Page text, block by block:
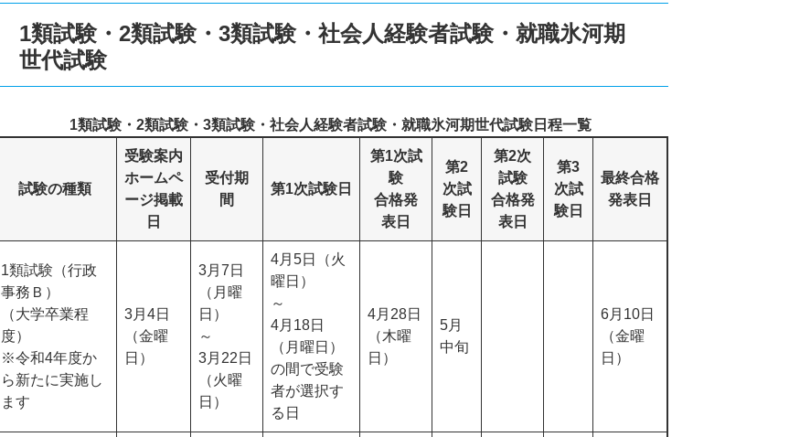
1類試験・2類試験・3類試験・社会人経験者試験・就職氷河期
世代試験
1類試験・2類試験・3類試験・社会人経験者試験・就職氷河期世代試験日程一覧
試験の種類
受験案内
ホームペ
ージ掲載
日
受付期
間
第1次試験日
第1次試
験
合格発
表日
第2
次試
験日
第2次
試験
合格発
表日
第3
次試
験日
最終合格
発表日
1類試験（行政
事務Ｂ ）
（大学卒業程
度）
※令和4年度か
ら新たに実施し
ます
3月4日
（金曜
日）
3月7日
（月曜
日）
～
3月22日
（火曜
日）
4月5日（火
曜日）
～
4月18日
（月曜日）
の間で受験
者が選択す
る日
4月28日
（木曜
日）
5月
中旬
6月10日
（金曜
日）